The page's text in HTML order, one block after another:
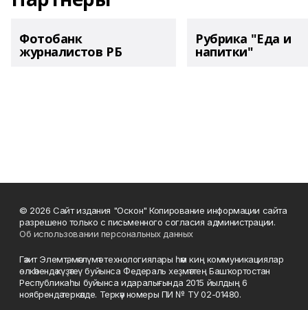
Фотобанк
журналистов РБ
Рубрика "Еда и
напитки"
© 2026 Сайт издания "Оскон" Копирование информации сайта
разрешено только с письменного согласия администрации.
Об использовании персональных данных
Гәзит Элемтә, мәғлүмәт технологиялары һәм киң коммуникациялар
өлкәһендә күҙәтеү буйынса Федераль хеҙмәттең Башҡортостан
Республикаһы буйынса идаралығында 2015 йылдың 6
ноябрендә теркәлде. Теркәү номеры ПИ № ТУ 02-01480.